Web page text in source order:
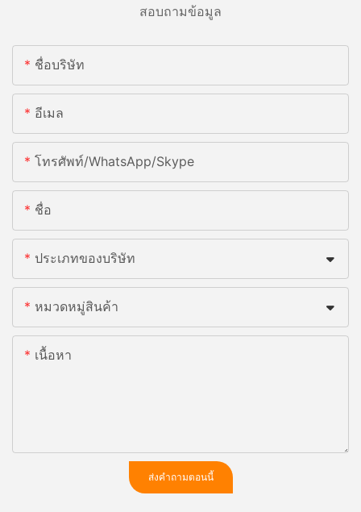
สอบถามข้อมูล
ชื่อบริษัท
อีเมล
โทรศัพท์/WhatsApp/Skype
ชื่อ
ประเภทของบริษัท
หมวดหมู่สินค้า
เนื้อหา
ส่งคำถามตอนนี้